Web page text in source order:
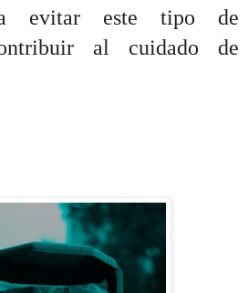
evitar este tipo de
al cuidado de